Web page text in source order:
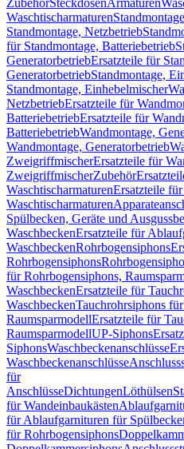
ZubehörSteckdosenArmaturen
Waschtischarmaturen
Standmontage, Netzbetrieb
für Standmontage, Batteriebetrieb
GeneratorbetriebErsatzteile für
GeneratorbetriebStandmontage,
Standmontage, Einhebelmischer
NetzbetriebErsatzteile für
BatteriebetriebErsatzteile für
BatteriebetriebWandmontage,
Wandmontage, Generatorbetrieb
ZweigriffmischerErsatzteile für
ZweigriffmischerZubehör
WaschtischarmaturenErsatzteile
Waschtischarmaturen
Spülbecken, Geräte und
WaschbeckenErsatzteile für
WaschbeckenRohrbogensiphons
Rohrbogensiphons
für Rohrbogensiphons,
WaschbeckenErsatzteile für
WaschbeckenTauchrohrsiphons
RaumsparmodellErsatzteile für
RaumsparmodellUP-Siphons
SiphonsWaschbeckenanschlüsse
Waschbeckenanschlüsse
für
AnschlüsseDichtungenLöthülsen
für Wandeinbaukästen
für Ablaufgarnituren für
für Rohrbogensiphons